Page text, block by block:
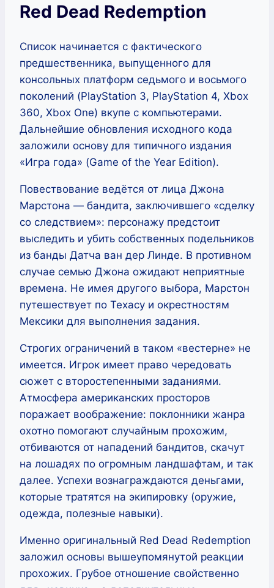
Red Dead Redemption
Список начинается с фактического
предшественника, выпущенного для
консольных платформ седьмого и восьмого
поколений (PlayStation 3, PlayStation 4, Xbox
360, Xbox One) вкупе с компьютерами.
Дальнейшие обновления исходного кода
заложили основу для типичного издания
«Игра года» (Game of the Year Edition).
Повествование ведётся от лица Джона
Марстона — бандита, заключившего «сделку
со следствием»: персонажу предстоит
выследить и убить собственных подельников
из банды Датча ван дер Линде. В противном
случае семью Джона ожидают неприятные
времена. Не имея другого выбора, Марстон
путешествует по Техасу и окрестностям
Мексики для выполнения задания.
Строгих ограничений в таком «вестерне» не
имеется. Игрок имеет право чередовать
сюжет с второстепенными заданиями.
Атмосфера американских просторов
поражает воображение: поклонники жанра
охотно помогают случайным прохожим,
отбиваются от нападений бандитов, скачут
на лошадях по огромным ландшафтам, и так
далее. Успехи вознаграждаются деньгами,
которые тратятся на экипировку (оружие,
одежда, полезные навыки).
Именно оригинальный Red Dead Redemption
заложил основы вышеупомянутой реакции
прохожих. Грубое отношение свойственно